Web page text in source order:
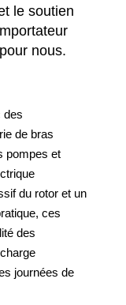
le soutien
nous.
des
de bras
pompes et
du rotor et un
ces
des
journées de